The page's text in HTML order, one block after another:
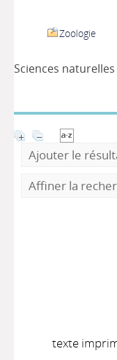
Zoologie
Sciences naturelles
Ajouter le
Affiner la
texte